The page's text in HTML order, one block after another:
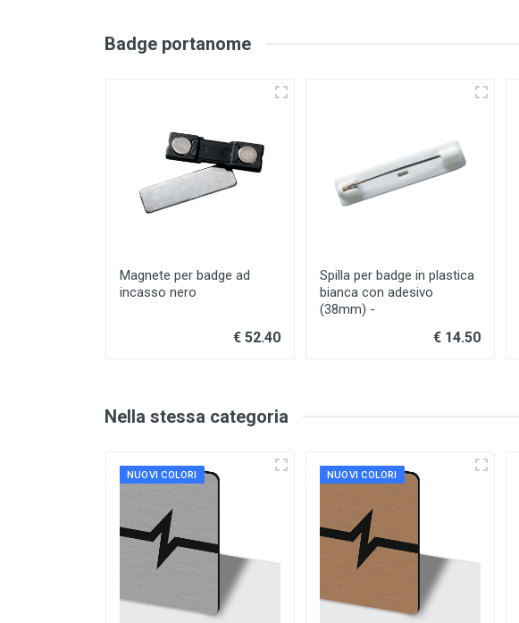
Badge portanome
Magnete per badge ad
incasso nero
€ 52.40
Spilla per badge in plastica
bianca con adesivo
(38mm) -
€ 14.50
Nella stessa categoria
NUOVI COLORI NUOVI COLORI